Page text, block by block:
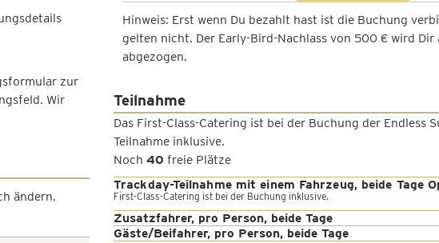
zur
Wir
ändern.
Hinweis: Erst wenn Du bezahlt hast ist die Buchung
gelten nicht. Der Early-Bird-Nachlass von 500 € wird Dir
abgezogen.
Teilnahme
Das First-Class-Catering ist bei der Buchung der Endless
Teilnahme inklusive.
Noch 40 freie Plätze
Trackday-Teilnahme mit einem Fahrzeug, beide Tage
First-Class-Catering ist bei der Buchung inklusive.
Zusatzfahrer, pro Person, beide Tage
Gäste/Beifahrer, pro Person, beide Tage